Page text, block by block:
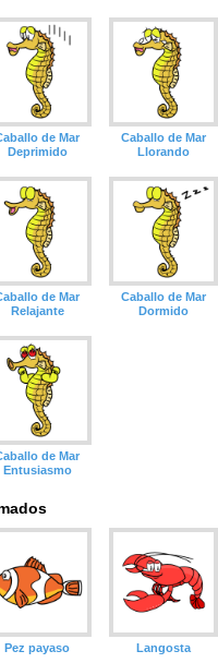
de Mar
Deprimido
Caballo de Mar
Llorando
de Mar
Relajante
Caballo de Mar
Dormido
de Mar
Entusiasmo
Pez payaso Langosta